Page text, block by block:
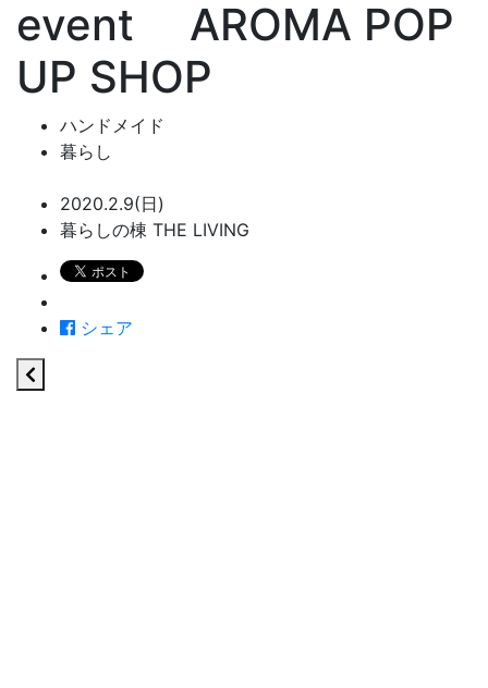
event AROMA POP
UP SHOP
ハンドメイド
暮らし
2020.2.9(日)
暮らしの棟 THE LIVING
シェア